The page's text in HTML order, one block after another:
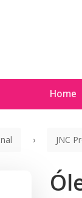
Home
JNC